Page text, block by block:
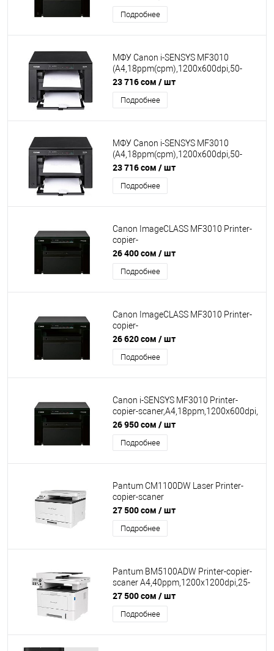
325, кабель USB в комплекте )
Подробнее
МФУ Canon i-SENSYS MF3010
(A4,18ppm(cpm),1200x600dpi,50-
200%,1200x2400dpi,USB, картридж
725)
23 716 сом / шт
Подробнее
МФУ Canon i-SENSYS MF3010
(A4,18ppm(cpm),1200x600dpi,50-
200%,1200x2400dpi,USB, Cart 725)
КЗ
23 716 сом / шт
Подробнее
Canon ImageCLASS MF3010 Printer-
copier-
scaner,A4,18ppm,1200x600dpi,scaner
1200x600dpi USB (cartr925)
26 400 сом / шт
Подробнее
Canon ImageCLASS MF3010 Printer-
copier-
scaner,A4,18ppm,1200x600dpi,scaner
1200x600dpi USB (cartr325)
26 620 сом / шт
Подробнее
Canon i-SENSYS MF3010 Printer-
copier-scaner,A4,18ppm,1200x600dpi,
scaner 1200x600dpi USB (cartr725)
26 950 сом / шт
Подробнее
Pantum CM1100DW Laser Printer-
copier-scaner
A4,18ppm,1200x600dpi,25-400%,USB
WIFI LAN Цветная печать
27 500 сом / шт
Подробнее
Pantum BM5100ADW Printer-copier-
scaner A4,40ppm,1200x1200dpi,25-
400%, USB ADF WIFI LAN DUPLEX
27 500 сом / шт
Подробнее